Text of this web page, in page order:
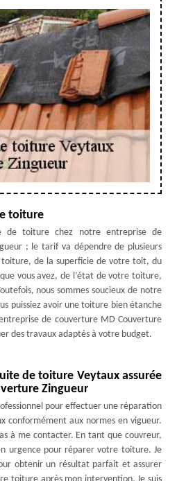
toiture
de toiture chez notre entreprise de
; le tarif va dépendre de plusieurs
de la superficie de votre toit, du
vous avez, de l’état de votre toiture,
nous sommes soucieux de notre
puissiez avoir une toiture bien étanche
de couverture MD Couverture
des travaux adaptés à votre budget.
de toiture Veytaux assurée
Zingueur
pour effectuer une réparation
conformément aux normes en vigueur.
à me contacter. En tant que couvreur,
urgence pour réparer votre toiture. Je
obtenir un résultat parfait et assurer